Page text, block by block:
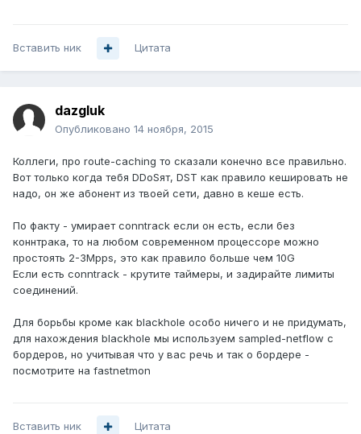
Вставить ник Цитата
dazgluk
Опубликовано 14 ноября, 2015
Коллеги, про route-caching то сказали конечно все правильно.
Вот только когда тебя DDoSят, DST как правило кешировать не
надо, он же абонент из твоей сети, давно в кеше есть.
По факту - умирает conntrack если он есть, если без
коннтрака, то на любом современном процессоре можно
простоять 2-3Mpps, это как правило больше чем 10G
Если есть conntrack - крутите таймеры, и задирайте лимиты
соединений.
Для борьбы кроме как blackhole особо ничего и не придумать,
для нахождения blackhole мы используем sampled-netflow с
бордеров, но учитывая что у вас речь и так о бордере -
посмотрите на fastnetmon
Вставить ник Цитата